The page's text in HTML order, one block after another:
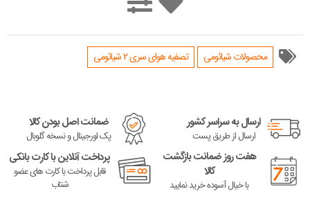
محصولات شیائومی تصفیه هوای سری 2 شیائومی
ارسال به سراسر کشور
ارسال از طریق پست
ضمانت اصل بودن کالا
پک اورجینال و نسخه گلوبال
هفت روز ضمانت بازگشت
کالا
با خیال آسوده خرید نمایید
پرداخت آنلاین با کارت بانکی
قابل پرداخت با کارت های عضو
شتاب